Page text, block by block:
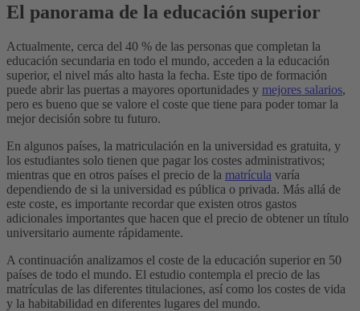
El panorama de la educación superior
Actualmente, cerca del 40 % de las personas que completan la
educación secundaria en todo el mundo, acceden a la educación
superior, el nivel más alto hasta la fecha. Este tipo de formación
puede abrir las puertas a mayores oportunidades y mejores salarios,
pero es bueno que se valore el coste que tiene para poder tomar la
mejor decisión sobre tu futuro.
En algunos países, la matriculación en la universidad es gratuita, y
los estudiantes solo tienen que pagar los costes administrativos;
mientras que en otros países el precio de la matrícula varía
dependiendo de si la universidad es pública o privada. Más allá de
este coste, es importante recordar que existen otros gastos
adicionales importantes que hacen que el precio de obtener un título
universitario aumente rápidamente.
A continuación analizamos el coste de la educación superior en 50
países de todo el mundo. El estudio contempla el precio de las
matrículas de las diferentes titulaciones, así como los costes de vida
y la habitabilidad en diferentes lugares del mundo.